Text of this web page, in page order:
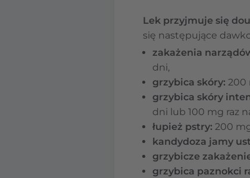
Lek przyjmuje się
się następujące
zakażenia
dni,
grzybica skóry: 200
grzybica skóry
dni lub 100 mg raz
łupież pstry: 200
kandydoza jamy
grzybicze
grzybica paznokci